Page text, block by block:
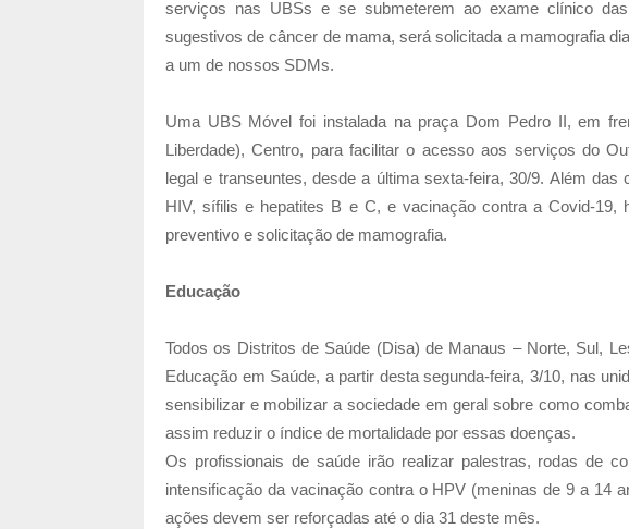
serviços nas UBSs e se submeterem ao exame clínico
sugestivos de câncer de mama, será solicitada a mamografia
a um de nossos SDMs.
Uma UBS Móvel foi instalada na praça Dom Pedro II, em
Liberdade), Centro, para facilitar o acesso aos serviços do
legal e transeuntes, desde a última sexta-feira, 30/9. Além
HIV, sífilis e hepatites B e C, e vacinação contra a Covid-19,
preventivo e solicitação de mamografia.
Educação
Todos os Distritos de Saúde (Disa) de Manaus – Norte, Sul,
Educação em Saúde, a partir desta segunda-feira, 3/10, nas
sensibilizar e mobilizar a sociedade em geral sobre como
assim reduzir o índice de mortalidade por essas doenças.
Os profissionais de saúde irão realizar palestras, rodas de
intensificação da vacinação contra o HPV (meninas de 9 a 14
ações devem ser reforçadas até o dia 31 deste mês.